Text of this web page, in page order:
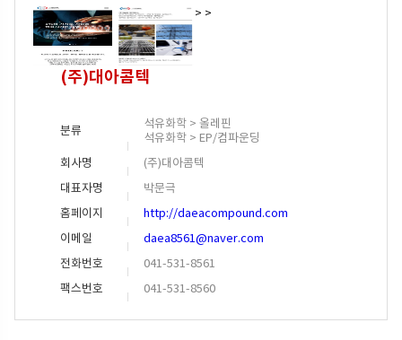
> >
(주)대아콤텍
분류
석유화학 > 올레핀
석유화학 > EP/컴파운딩
회사명
(주)대아콤텍
대표자명
박문극
홈페이지
http://daeacompound.com
이메일
daea8561@naver.com
전화번호
041-531-8561
팩스번호
041-531-8560